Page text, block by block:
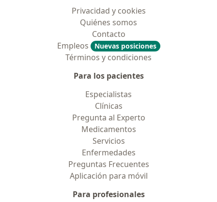
Privacidad y cookies
Quiénes somos
Contacto
Empleos
Nuevas posiciones
Términos y condiciones
Para los pacientes
Especialistas
Clínicas
Pregunta al Experto
Medicamentos
Servicios
Enfermedades
Preguntas Frecuentes
Aplicación para móvil
Para profesionales